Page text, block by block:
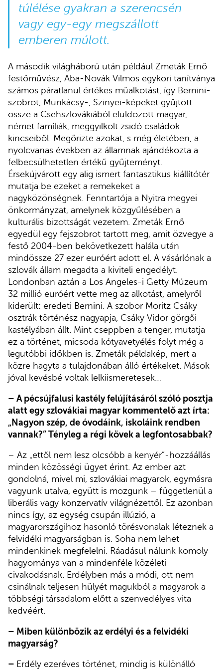
túlélése gyakran a szerencsén
vagy egy-egy megszállott
emberen múlott.
A második világháború után például Zmeták Ernő
festőművész, Aba-Novák Vilmos egykori tanítványa
számos páratlanul értékes műalkotást, így Bernini-
szobrot, Munkácsy-, Szinyei-képeket gyűjtött
össze a Csehszlovákiából elüldözött magyar,
német famíliák, meggyilkolt zsidó családok
kincseiből. Megőrizte azokat, s még életében, a
nyolcvanas években az államnak ajándékozta a
felbecsülhetetlen értékű gyűjteményt.
Érsekújvárott egy alig ismert fantasztikus kiállítótér
mutatja be ezeket a remekeket a
nagyközönségnek. Fenntartója a Nyitra megyei
önkormányzat, amelynek közgyűlésében a
kulturális bizottságát vezetem. Zmeták Ernő
egyedül egy fejszobrot tartott meg, amit özvegye a
festő 2004-ben bekövetkezett halála után
mindössze 27 ezer euróért adott el. A vásárlónak a
szlovák állam megadta a kiviteli engedélyt.
Londonban aztán a Los Angeles-i Getty Múzeum
32 millió euróért vette meg az alkotást, amelyről
kiderült: eredeti Bernini. A szobor Moritz Csáky
osztrák történész nagyapja, Csáky Vidor görgői
kastélyában állt. Mint cseppben a tenger, mutatja
ez a történet, micsoda kótyavetyélés folyt még a
legutóbbi időkben is. Zmeták példakép, mert a
közre hagyta a tulajdonában álló értékeket. Mások
jóval kevésbé voltak lelkiismeretesek…
– A pécsújfalusi kastély felújításáról szóló posztja
alatt egy szlovákiai magyar kommentelő azt írta:
„Nagyon szép, de óvodáink, iskoláink rendben
vannak?” Tényleg a régi kövek a legfontosabbak?
– Az „ettől nem lesz olcsóbb a kenyér”-hozzáállás
minden közösségi ügyet érint. Az ember azt
gondolná, mivel mi, szlovákiai magyarok, egymásra
vagyunk utalva, együtt is mozgunk – függetlenül a
liberális vagy konzervatív világnézettől. Ez azonban
nincs így, az egység csupán illúzió, a
magyarországihoz hasonló törésvonalak léteznek a
felvidéki magyarságban is. Soha nem lehet
mindenkinek megfelelni. Ráadásul nálunk komoly
hagyománya van a mindenféle közéleti
civakodásnak. Erdélyben más a módi, ott nem
csinálnak teljesen hülyét magukból a magyarok a
többségi társadalom előtt a szenvedélyes vita
kedvéért.
– Miben különbözik az erdélyi és a felvidéki
magyarság?
– Erdély ezeréves történet, mindig is különálló